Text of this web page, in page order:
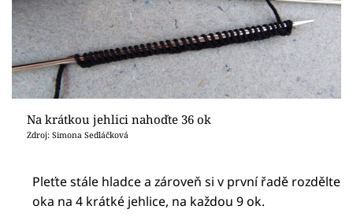
Na krátkou jehlici nahoďte 36 ok
Zdroj: Simona Sedláčková
Pleťte stále hladce a zároveň si v první řadě rozdělte
oka na 4 krátké jehlice, na každou 9 ok.